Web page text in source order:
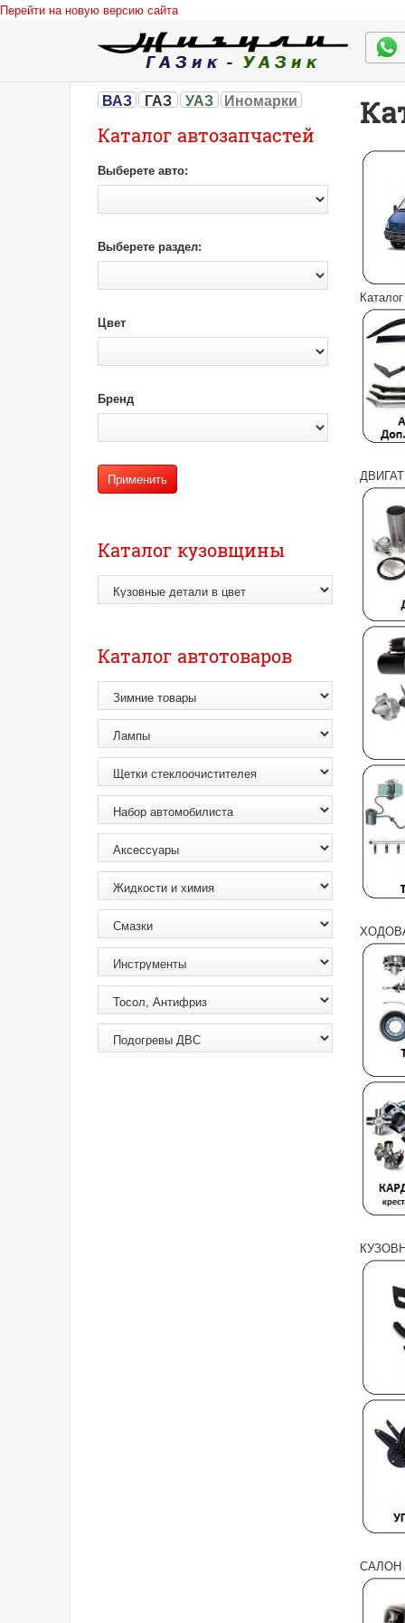
Перейти на новую версию сайта
ВАЗ ГАЗ УАЗ Иномарки
Каталог автозапчастей
Выберете авто:
Выберете раздел:
Цвет
Бренд
Каталог кузовщины
Каталог автотоваров
САЛОН